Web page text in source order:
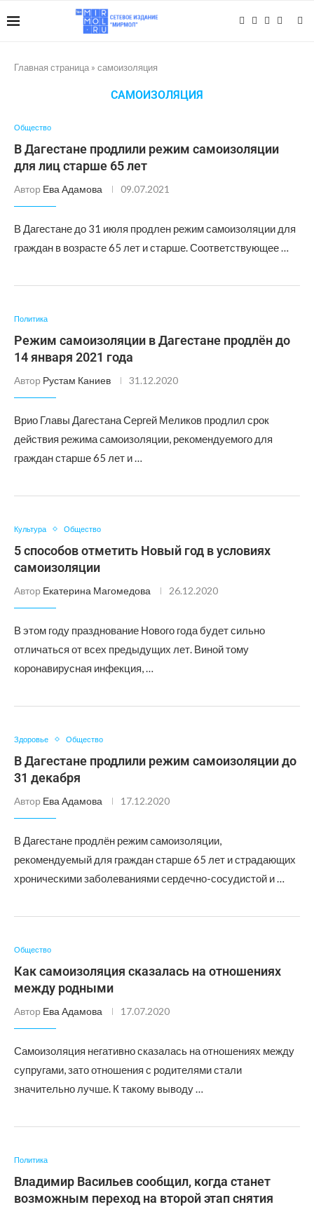
Главная страница » самоизоляция
САМОИЗОЛЯЦИЯ
Общество
В Дагестане продлили режим самоизоляции
для лиц старше 65 лет
Автор Ева Адамова 09.07.2021
В Дагестане до 31 июля продлен режим самоизоляции для
граждан в возрасте 65 лет и старше. Соответствующее …
Политика
Режим самоизоляции в Дагестане продлён до
14 января 2021 года
Автор Рустам Каниев 31.12.2020
Врио Главы Дагестана Сергей Меликов продлил срок
действия режима самоизоляции, рекомендуемого для
граждан старше 65 лет и …
Культура Общество
5 способов отметить Новый год в условиях
самоизоляции
Автор Екатерина Магомедова 26.12.2020
В этом году празднование Нового года будет сильно
отличаться от всех предыдущих лет. Виной тому
коронавирусная инфекция, …
Здоровье Общество
В Дагестане продлили режим самоизоляции до
31 декабря
Автор Ева Адамова 17.12.2020
В Дагестане продлён режим самоизоляции,
рекомендуемый для граждан старше 65 лет и страдающих
хроническими заболеваниями сердечно-сосудистой и …
Общество
Как самоизоляция сказалась на отношениях
между родными
Автор Ева Адамова 17.07.2020
Самоизоляция негативно сказалась на отношениях между
супругами, зато отношения с родителями стали
значительно лучше. К такому выводу …
Политика
Владимир Васильев сообщил, когда станет
возможным переход на второй этап снятия